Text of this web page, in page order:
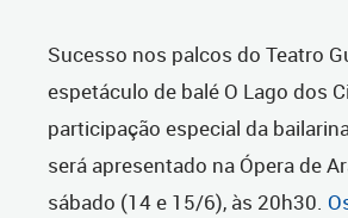
Sucesso nos palcos do Teatro
espetáculo de balé O Lago dos
participação especial da
será apresentado na Ópera de
sábado (14 e 15/6), às 20h30.